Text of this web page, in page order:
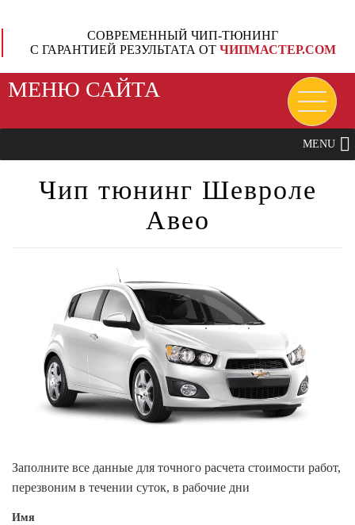
СОВРЕМЕННЫЙ ЧИП-ТЮНИНГ
С ГАРАНТИЕЙ РЕЗУЛЬТАТА ОТ ЧИПМАСТЕР.СОМ
MENU
МЕНЮ САЙТА
Чип тюнинг Шевроле
Авео
Заполните все данные для точного расчета стоимости работ,
перезвоним в течении суток, в рабочие дни
Имя